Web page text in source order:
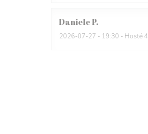
DanieleP
2026-07-27 - 19:30 - Hosté 4